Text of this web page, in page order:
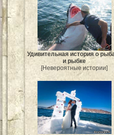
Удивительная история о
и рыбке
[Невероятные истории]